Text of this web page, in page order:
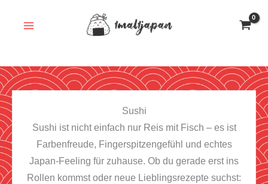
Sushi
Sushi ist nicht einfach nur Reis mit Fisch – es ist
Farbenfreude, Fingerspitzengefühl und echtes
Japan-Feeling für zuhause. Ob du gerade erst ins
Rollen kommst oder neue Lieblingsrezepte suchst: